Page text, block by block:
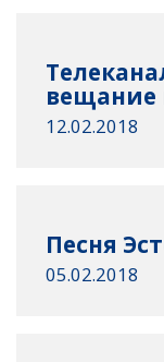
вещание
12.02.2018
Песня
05.02.2018